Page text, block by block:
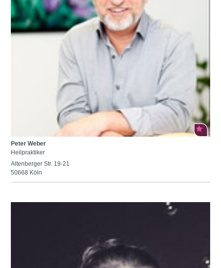
Peter Weber
Heilpraktiker
Altenberger Str. 19-21
50668 Köln